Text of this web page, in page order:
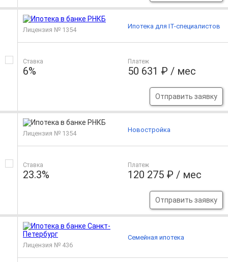
Лицензия № 1354
Ставка
6%
Платеж
50 631 ₽ / мес
Отправить заявку
Ипотека для IT-специалистов
Лицензия № 1354
Ставка
23.3%
Платеж
120 275 ₽ / мес
Отправить заявку
Новостройка
Лицензия № 436
Семейная ипотека